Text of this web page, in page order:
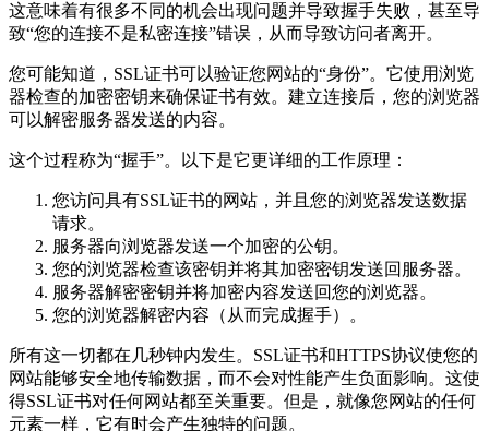
这意味着有很多不同的机会出现问题并导致握手失败，甚至导
致“您的连接不是私密连接”错误，从而导致访问者离开。
您可能知道，SSL证书可以验证您网站的“身份”。它使用浏览
器检查的加密密钥来确保证书有效。建立连接后，您的浏览器
可以解密服务器发送的内容。
这个过程称为“握手”。以下是它更详细的工作原理：
您访问具有SSL证书的网站，并且您的浏览器发送数据
请求。
服务器向浏览器发送一个加密的公钥。
您的浏览器检查该密钥并将其加密密钥发送回服务器。
服务器解密密钥并将加密内容发送回您的浏览器。
您的浏览器解密内容（从而完成握手）。
所有这一切都在几秒钟内发生。SSL证书和HTTPS协议使您的
网站能够安全地传输数据，而不会对性能产生负面影响。这使
得SSL证书对任何网站都至关重要。但是，就像您网站的任何
元素一样，它有时会产生独特的问题。